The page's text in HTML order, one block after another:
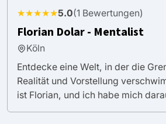
★★★★★5.0(1 Bewertungen)
Florian Dolar - Mentalist
Köln
Entdecke eine Welt, in der die
Realität und Vorstellung
ist Florian, und ich habe mich